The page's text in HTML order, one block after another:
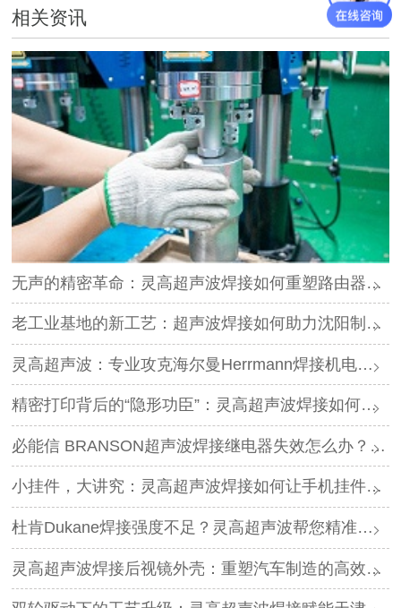
相关资讯
无声的精密革命：灵高超声波焊接如何重塑路由器外壳制造？
老工业基地的新工艺：超声波焊接如何助力沈阳制造转型？
灵高超声波：专业攻克海尔曼Herrmann焊接机电路板短路难题
精密打印背后的“隐形功臣”：灵高超声波焊接如何让喷墨头支架更可靠？
必能信 BRANSON超声波焊接继电器失效怎么办？灵高超声波“四步维修法”精准破局
小挂件，大讲究：灵高超声波焊接如何让手机挂件更“抗造”？
杜肯Dukane焊接强度不足？灵高超声波帮您精准破局
灵高超声波焊接后视镜外壳：重塑汽车制造的高效与美学